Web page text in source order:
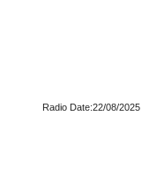
Radio Date:22/08/2025